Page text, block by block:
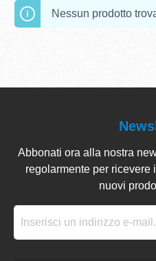
Nessun prodotto
Abbonati ora alla nostra
regolarmente per ricevere
nuovi